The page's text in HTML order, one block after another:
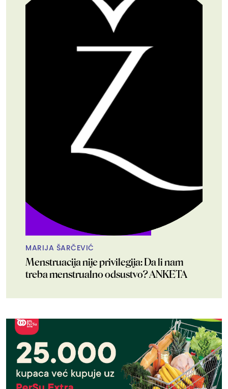
MARIJA ŠARČEVIĆ
Menstruacija nije privilegija: Da li nam
treba menstrualno odsustvo? ANKETA